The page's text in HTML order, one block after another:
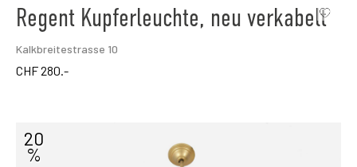
Regent Kupferleuchte, neu verkabelt
Kalkbreitestrasse 10
CHF280.-
20
%